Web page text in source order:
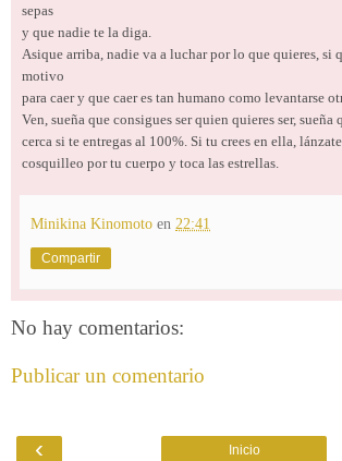
sepas
y que nadie te la diga.
Asique arriba, nadie va a luchar por lo que quieres, si
motivo
para caer y que caer es tan humano como levantarse
Ven, sueña que consigues ser quien quieres ser, sueña
cerca si te entregas al 100%. Si tu crees en ella,
cosquilleo por tu cuerpo y toca las estrellas.
Minikina Kinomoto en 22:41
Compartir
No hay comentarios:
Publicar un comentario
‹ Inicio